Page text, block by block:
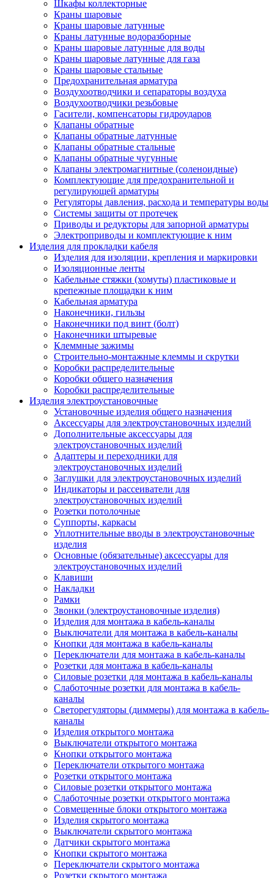
Шкафы коллекторные
Краны шаровые
Краны шаровые латунные
Краны латунные водоразборные
Краны шаровые латунные для воды
Краны шаровые латунные для газа
Краны шаровые стальные
Предохранительная арматура
Воздухоотводчики и сепараторы воздуха
Воздухоотводчики резьбовые
Гасители, компенсаторы гидроударов
Клапаны обратные
Клапаны обратные латунные
Клапаны обратные стальные
Клапаны обратные чугунные
Клапаны электромагнитные (соленоидные)
Комплектующие для предохранительной и
регулирующей арматуры
Регуляторы давления, расхода и температуры воды
Системы защиты от протечек
Приводы и редукторы для запорной арматуры
Электроприводы и комплектующие к ним
Изделия для прокладки кабеля
Изделия для изоляции, крепления и маркировки
Изоляционные ленты
Кабельные стяжки (хомуты) пластиковые и
крепежные площадки к ним
Кабельная арматура
Наконечники, гильзы
Наконечники под винт (болт)
Наконечники штыревые
Клеммные зажимы
Строительно-монтажные клеммы и скрутки
Коробки распределительные
Коробки общего назначения
Коробки распределительные
Изделия электроустановочные
Установочные изделия общего назначения
Аксессуары для электроустановочных изделий
Дополнительные аксессуары для
электроустановочных изделий
Адаптеры и переходники для
электроустановочных изделий
Заглушки для электроустановочных изделий
Индикаторы и рассеиватели для
электроустановочных изделий
Розетки потолочные
Суппорты, каркасы
Уплотнительные вводы в электроустановочные
изделия
Основные (обязательные) аксессуары для
электроустановочных изделий
Клавиши
Накладки
Рамки
Звонки (электроустановочные изделия)
Изделия для монтажа в кабель-каналы
Выключатели для монтажа в кабель-каналы
Кнопки для монтажа в кабель-каналы
Переключатели для монтажа в кабель-каналы
Розетки для монтажа в кабель-каналы
Силовые розетки для монтажа в кабель-каналы
Слаботочные розетки для монтажа в кабель-
каналы
Светорегуляторы (диммеры) для монтажа в кабель-
каналы
Изделия открытого монтажа
Выключатели открытого монтажа
Кнопки открытого монтажа
Переключатели открытого монтажа
Розетки открытого монтажа
Силовые розетки открытого монтажа
Слаботочные розетки открытого монтажа
Совмещенные блоки открытого монтажа
Изделия скрытого монтажа
Выключатели скрытого монтажа
Датчики скрытого монтажа
Кнопки скрытого монтажа
Переключатели скрытого монтажа
Розетки скрытого монтажа